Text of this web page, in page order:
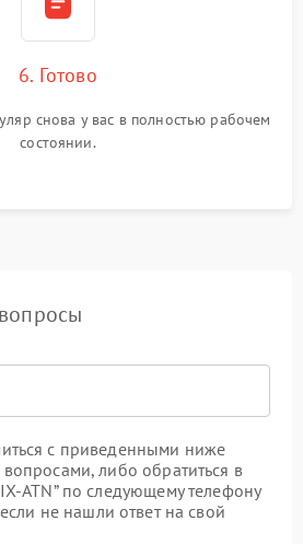
6. Готово
снова у вас в полностью рабочем
состоянии.
с приведенными ниже
либо обратиться в
ATN” по следующему телефону
не нашли ответ на свой